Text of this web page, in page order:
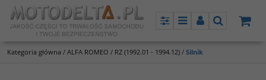
PanelMenuPanelSzukaj
Kategoria główna / ALFA ROMEO / RZ (1992.01 - 1994.12) / Silnik